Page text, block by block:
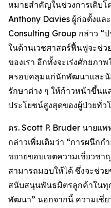
หมายสำคัญในช่วงการเติบโ
Anthony Davies ผู้ก่อตั้งแล
Consulting Group กล่าว “
ในด้านเวชศาสตร์ฟื้นฟูจะช่
ของเรา อีกทั้งจะเร่งศักยภา
ครอบคลุมแก่นักพัฒนาและนั
รักษาต่าง ๆ ให้ก้าวหน้าขึ้นแ
ประโยชน์สูงสุดของผู้ป่วยทั่ว
ดร. Scott P. Bruder นายแ
กล่าวเพิ่มเติมว่า “การผนึกก
ขยายขอบเขตความเชี่ยวช
สามารถมอบให้ได้ ซึ่งจะช่ว
สนับสนุนพันธมิตรลูกค้าในทุ
พัฒนา” นอกจากนี้ ความเชี่ย